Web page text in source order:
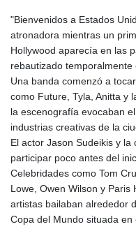
"Bienvenidos a Estados
atronadora mientras un
Hollywood aparecía en las
rebautizado
Una banda comenzó a
como Future, Tyla, Anitta y
la escenografía evocaban
industrias creativas de la
El actor Jason Sudeikis y
participar poco antes del
Celebridades como Tom
Lowe, Owen Wilson y
artistas bailaban alrededor
Copa del Mundo situada